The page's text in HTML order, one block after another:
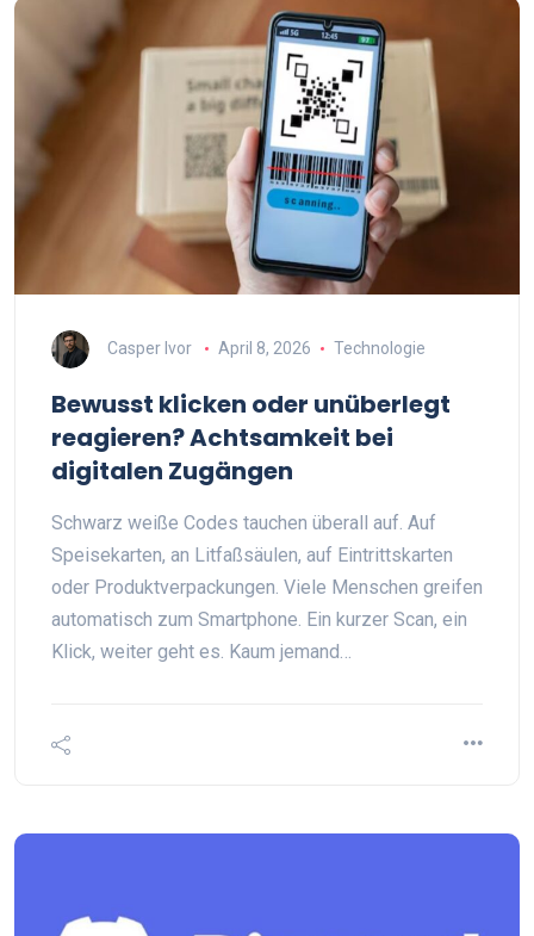
Casper Ivor April 8, 2026 Technologie
Bewusst klicken oder unüberlegt
reagieren? Achtsamkeit bei
digitalen Zugängen
Schwarz weiße Codes tauchen überall auf. Auf
Speisekarten, an Litfaßsäulen, auf Eintrittskarten
oder Produktverpackungen. Viele Menschen greifen
automatisch zum Smartphone. Ein kurzer Scan, ein
Klick, weiter geht es. Kaum jemand…